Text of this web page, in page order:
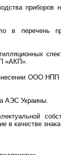
перечень
«АКП».
ООО НПП
АЭС Украины.
качестве